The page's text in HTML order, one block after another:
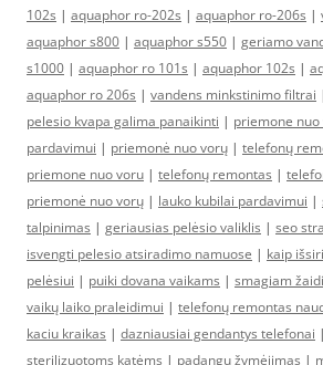
102s | aquaphor ro-202s | aquaphor ro-206s |
aquaphor s800 | aquaphor s550 | geriamo
s1000 | aquaphor ro 101s | aquaphor 102s |
aquaphor ro 206s | vandens minkstinimo filtrai
pelesio kvapa galima panaikinti | priemone
pardavimui | priemonė nuo vorų | telefonų
priemone nuo voru | telefonų remontas |
priemonė nuo vorų | lauko kubilai pardavimui |
talpinimas | geriausias pelėsio valiklis | seo
isvengti pelesio atsiradimo namuose | kaip
pelėsiui | puiki dovana vaikams | smagiam
vaikų laiko praleidimui | telefonų remontas
kaciu kraikas | dazniausiai gendantys telefonai |
sterilizuotoms katėms | padangų žymėjimas |